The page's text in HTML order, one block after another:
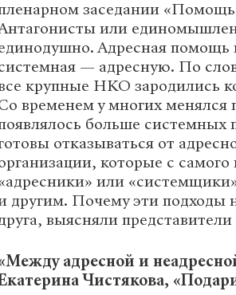
заседании
или
Адресная помощь
— адресную. По
крупные НКО зародились
временем у многих менялся
больше системных
отказываться от
которые с самого
или
другим. Почему эти подходы
выясняли
адресной и
Чистякова,